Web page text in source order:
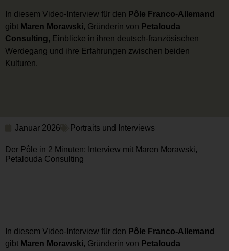
In diesem Video-Interview für den Pôle Franco-Allemand
gibt Maren Morawski, Gründerin von Petalouda
Consulting, Einblicke in ihren deutsch-französischen
Werdegang und ihre Erfahrungen zwischen beiden
Kulturen.
Januar 2026 Portraits und Interviews
Der Pôle in 2 Minuten: Interview mit Maren Morawski,
Petalouda Consulting
In diesem Video-Interview für den Pôle Franco-Allemand
gibt Maren Morawski, Gründerin von Petalouda